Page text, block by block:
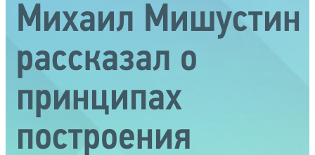
Михаил Мишустин
рассказал о
принципах
построения